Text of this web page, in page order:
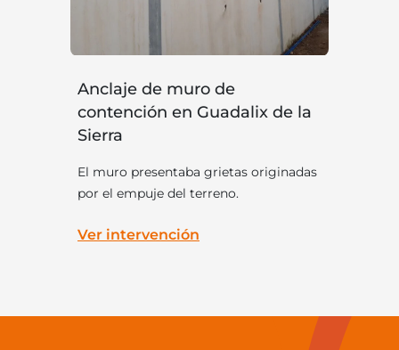
Anclaje de muro de
contención en Guadalix de la
Sierra
El muro presentaba grietas originadas
por el empuje del terreno.
Ver intervención